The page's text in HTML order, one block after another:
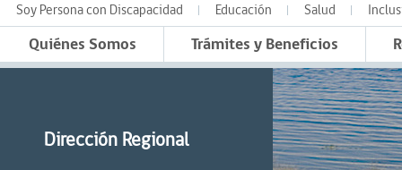
Soy Persona con Discapacidad Educación Salud
Quiénes Somos Trámites y Beneficios
Dirección Regional